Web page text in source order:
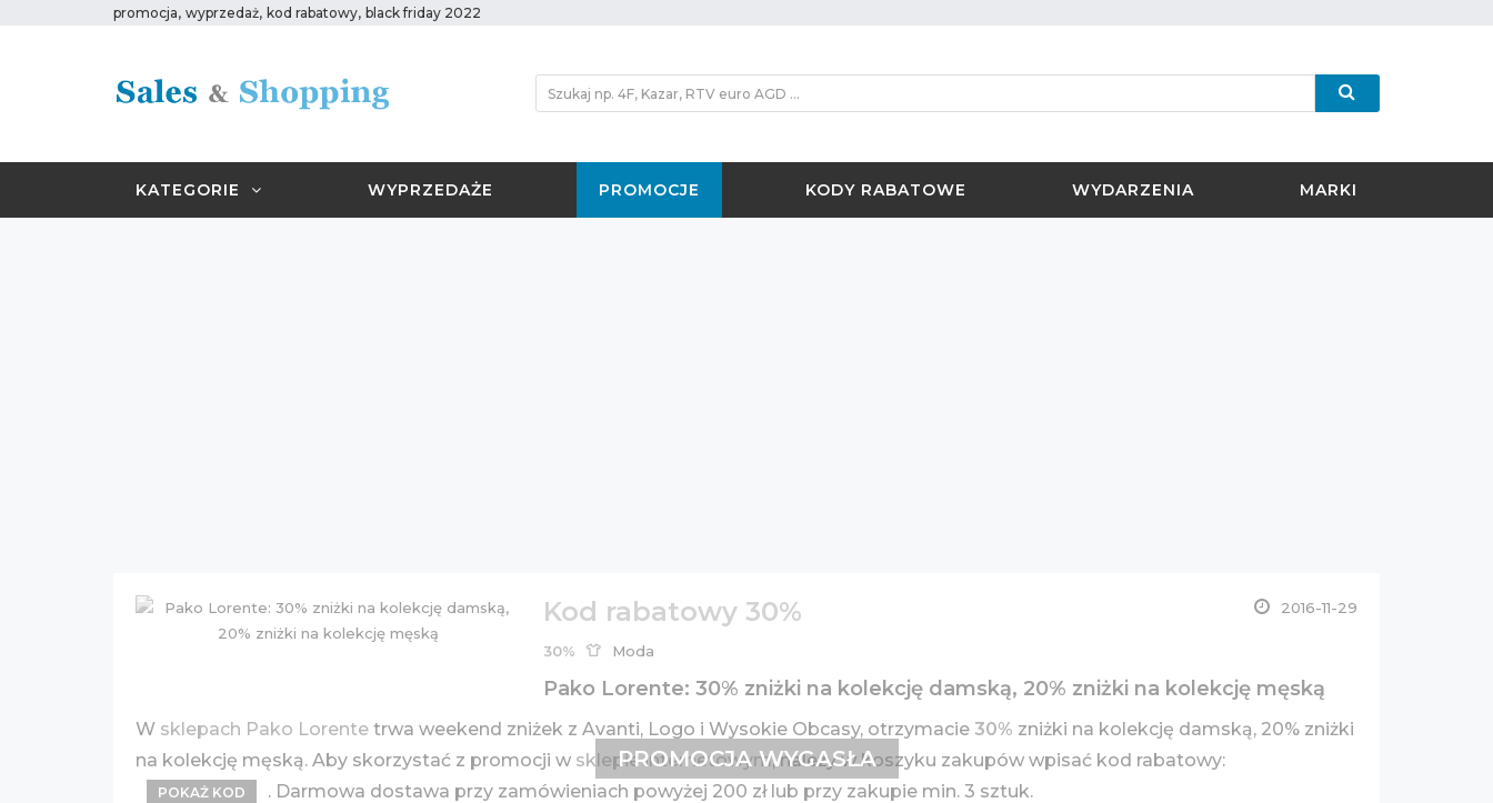
promocja, wyprzedaż, kod rabatowy, black friday 2022
KATEGORIE WYPRZEDAŻE PROMOCJE KODY RABATOWE WYDARZENIA MARKI
Kod rabatowy 30% 2016-11-29
30% Moda
Pako Lorente: 30% zniżki na kolekcję damską, 20% zniżki na kolekcję męską
W sklepach Pako Lorente trwa weekend zniżek z Avanti, Logo i Wysokie Obcasy, otrzymacie 30% zniżki na kolekcję damską, 20% zniżki
na kolekcję męską. Aby skorzystać z promocji w sklepie internetowym, należy w koszyku zakupów wpisać kod rabatowy:
POKAŻ KOD
. Darmowa dostawa przy zamówieniach powyżej 200 zł lub przy zakupie min. 3 sztuk.
PROMOCJA WYGASŁA